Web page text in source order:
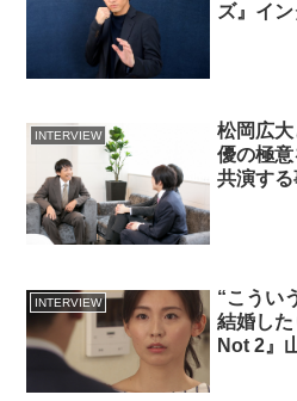
ズ』イ
INTERVIEW
松岡広
優の極
共演す
INTERVIEW
“こうい
結婚し
Not 2』